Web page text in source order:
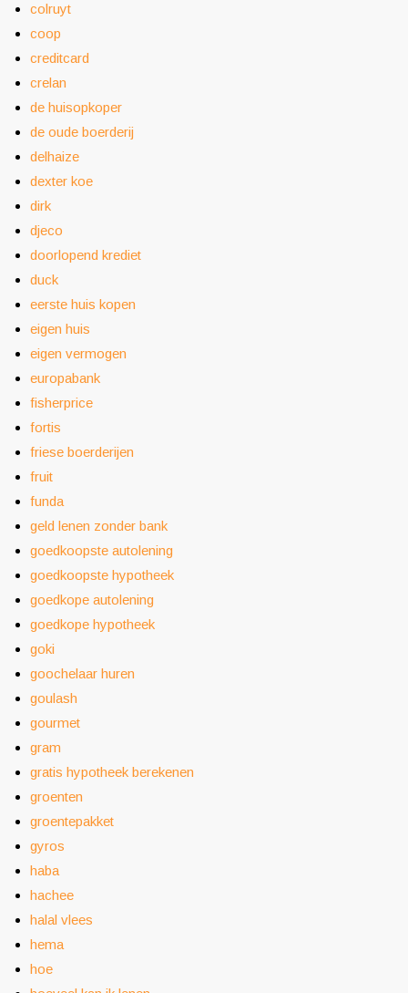
colruyt
coop
creditcard
crelan
de huisopkoper
de oude boerderij
delhaize
dexter koe
dirk
djeco
doorlopend krediet
duck
eerste huis kopen
eigen huis
eigen vermogen
europabank
fisherprice
fortis
friese boerderijen
fruit
funda
geld lenen zonder bank
goedkoopste autolening
goedkoopste hypotheek
goedkope autolening
goedkope hypotheek
goki
goochelaar huren
goulash
gourmet
gram
gratis hypotheek berekenen
groenten
groentepakket
gyros
haba
hachee
halal vlees
hema
hoe